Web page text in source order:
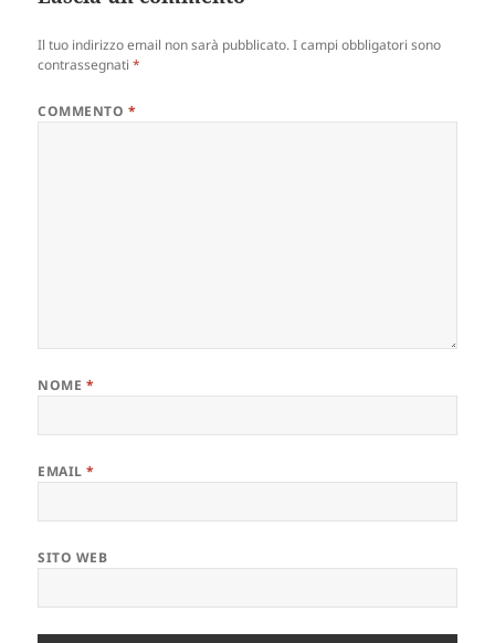
Il tuo indirizzo email non sarà pubblicato. I campi obbligatori sono
contrassegnati*
COMMENTO *
NOME *
EMAIL*
SITO WEB